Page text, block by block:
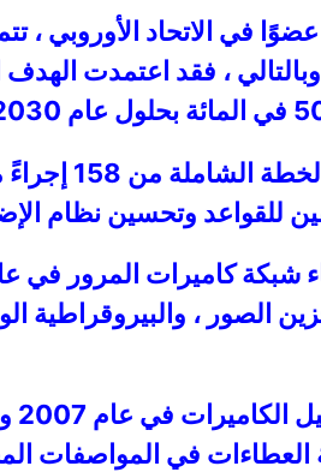
عضوًا في الاتحاد الأوروبي
تتكون
للقواعد وتحسين نظام
الصور ، والبيروقراطية
العطاءات في المواصفات